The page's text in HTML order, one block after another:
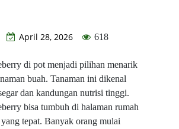
April 28, 2026 618
di pot menjadi pilihan menarik
buah. Tanaman ini dikenal
dan kandungan nutrisi tinggi.
bisa tumbuh di halaman rumah
tepat. Banyak orang mulai